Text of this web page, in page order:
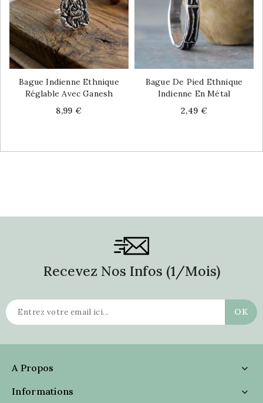
Bague Indienne Ethnique
Réglable Avec Ganesh
Price
8,99 €
Bague De Pied Ethnique
Indienne En Métal
Price
2,49 €
Recevez Nos Infos (1/mois)
A Propos

Informations
